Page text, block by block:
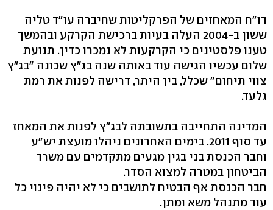
דו"ח המאחזים של הפרקליטות שחיברה עו"ד טליה
ששון ב-2004 העלה בעיות ברכישת הקרקע ובהמשך
טענו פלסטינים כי הקרקעות לא נמכרו כדין. תנועת
שלום עכשיו הגישה עוד באותה שנה בג"ץ שכונה "בג"ץ
צווי תיחום" שכלל, בין היתר, דרישה לפנות את רמת
גלעד.
המדינה התחייבה בתשובתה לבג"ץ לפנות את המאחז
עד סוף 2011. בימים האחרונים ניהלו מועצת יש"ע
וחבר הכנסת בני בגין מגעים מתקדמים עם משרד
הביטחון במטרה למצוא הסדר.
חבר הכנסת אף הבטיח לתושבים כי לא יהיה פינוי כל
עוד מתנהל משא ומתן.